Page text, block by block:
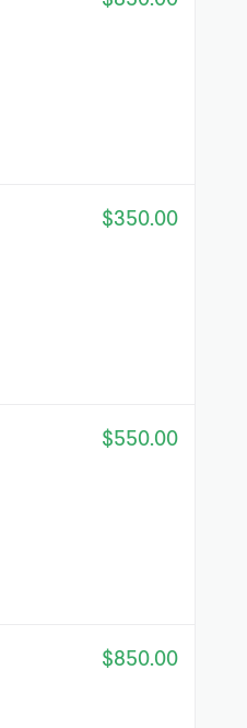
$350.00
$550.00
$850.00